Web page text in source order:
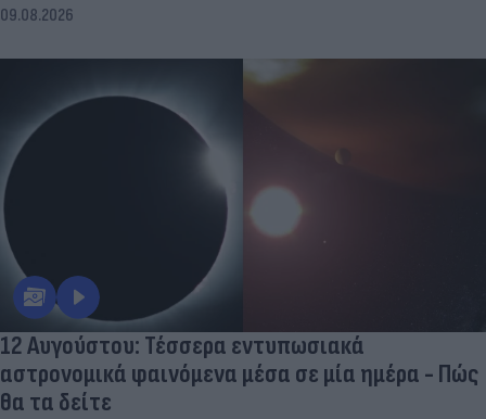
09.08.2026
12 Αυγούστου: Τέσσερα εντυπωσιακά
αστρονομικά φαινόμενα μέσα σε μία ημέρα - Πώς
θα τα δείτε